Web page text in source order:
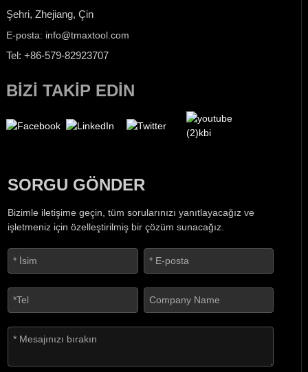
Şehri, Zhejiang, Çin
E-posta: info@tmaxtool.com
Tel: +86-579-82923707
BIZI TAKIP EDIN
SORGU GÖNDER
Bizimle iletişime geçin, tüm sorularınızı yanıtlayacağız ve
işletmeniz için özelleştirilmiş bir çözüm sunacağız.